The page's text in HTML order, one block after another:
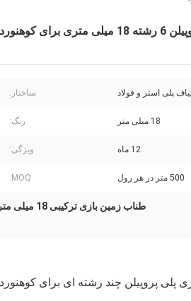
پلی استر و فولاد ساختار:
18 میلی متر رنگ:
12 ماه ویژگی:
500 متر در هر رول MOQ:
طناب زمین بازی ترکیبی 18 میلی متری